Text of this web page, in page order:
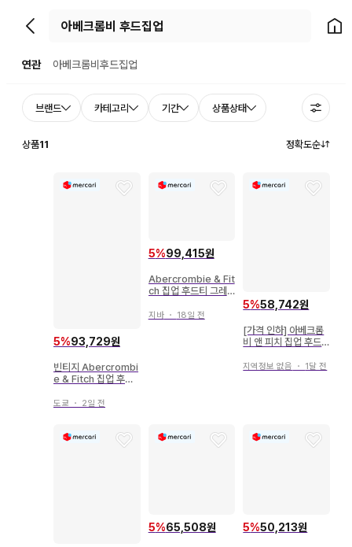
뒤로가기 홈으
연관 아베크롬비후드집업
브랜드 카테고리 기간 상품상태
상품11 정확도순
5%93,729원
빈티지 Abercrombi
e & Fitch 집업 후드
도쿄 ・ 2일 전
5%99,415원
Abercrombie & Fit
ch 집업 후드티 그레
지바・ 18일 전
5%58,742원
[가격 인하] 아베크롬
비 앤 피치 집업 후드
지역정보 없음 ・ 1달 전
5%65,508원 5%50,213원